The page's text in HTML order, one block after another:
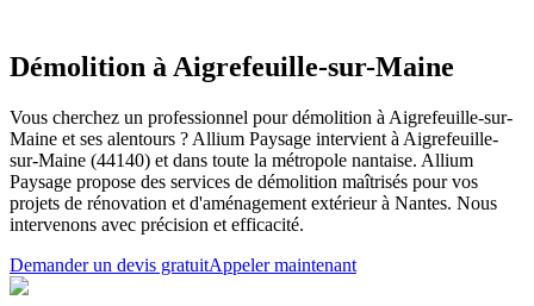
Démolition à Aigrefeuille-sur-Maine
Vous cherchez un professionnel pour démolition à Aigrefeuille-sur-
Maine et ses alentours ? Allium Paysage intervient à Aigrefeuille-
sur-Maine (44140) et dans toute la métropole nantaise. Allium
Paysage propose des services de démolition maîtrisés pour vos
projets de rénovation et d'aménagement extérieur à Nantes. Nous
intervenons avec précision et efficacité.
Demander un devis gratuitAppeler maintenant